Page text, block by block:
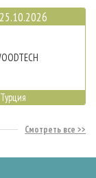
Смотреть все